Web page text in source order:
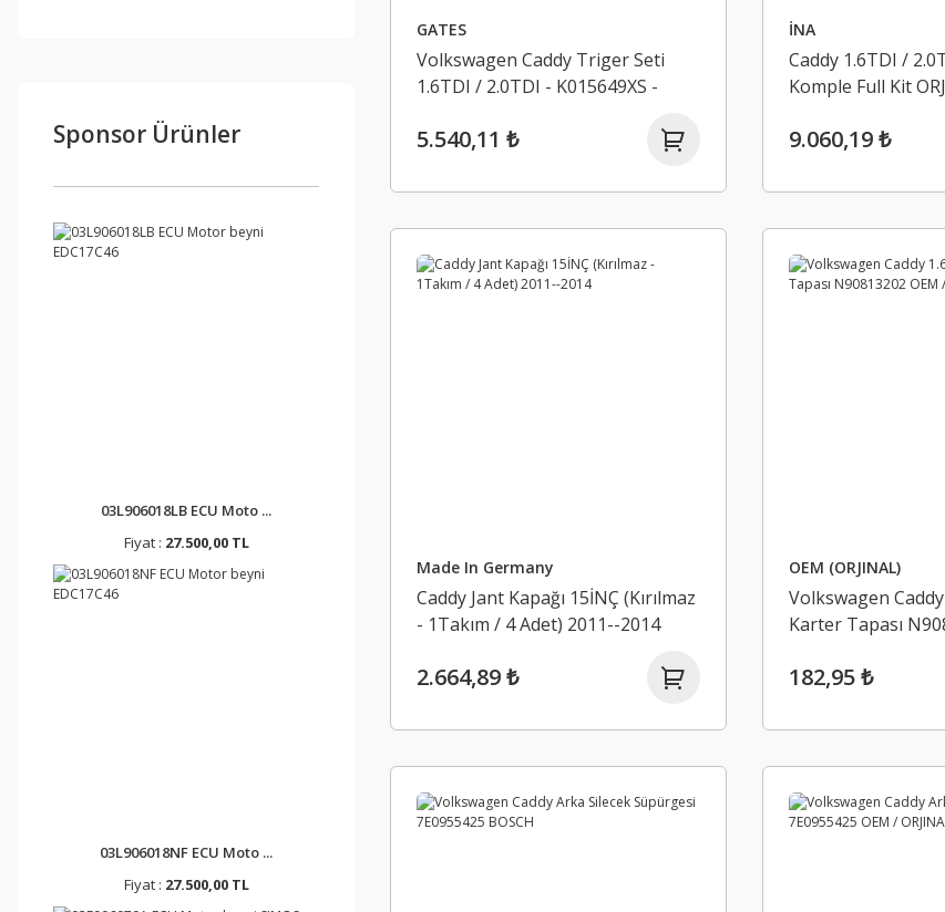
Sponsor Ürünler
03L906018LB ECU Moto ...
Fiyat : 27.500,00 TL
03L906018NF ECU Moto ...
Fiyat : 27.500,00 TL
GATES
Volkswagen Caddy Triger Seti
1.6TDI / 2.0TDI - K015649XS -
5.540,11 ₺
İNA
Caddy 1.6TDI /
Komple Full Kit
9.060,19 ₺
Made In Germany
Caddy Jant Kapağı 15İNÇ (Kırılmaz
- 1Takım / 4 Adet) 2011--2014
2.664,89 ₺
OEM (ORJINAL)
Volkswagen
Karter Tapası
182,95 ₺